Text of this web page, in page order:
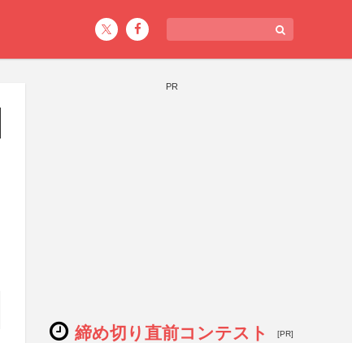
PR
締め切り直前コンテスト [PR]